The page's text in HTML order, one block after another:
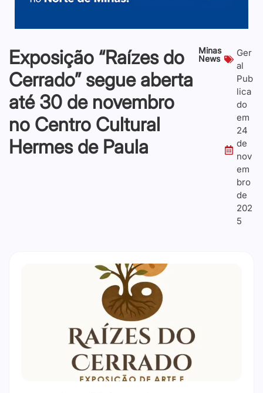
Minas
News
Ger
al
Pub
lica
do
em
24
de
nov
em
bro
de
202
5
Exposição “Raízes do
Cerrado” segue aberta
até 30 de novembro
no Centro Cultural
Hermes de Paula